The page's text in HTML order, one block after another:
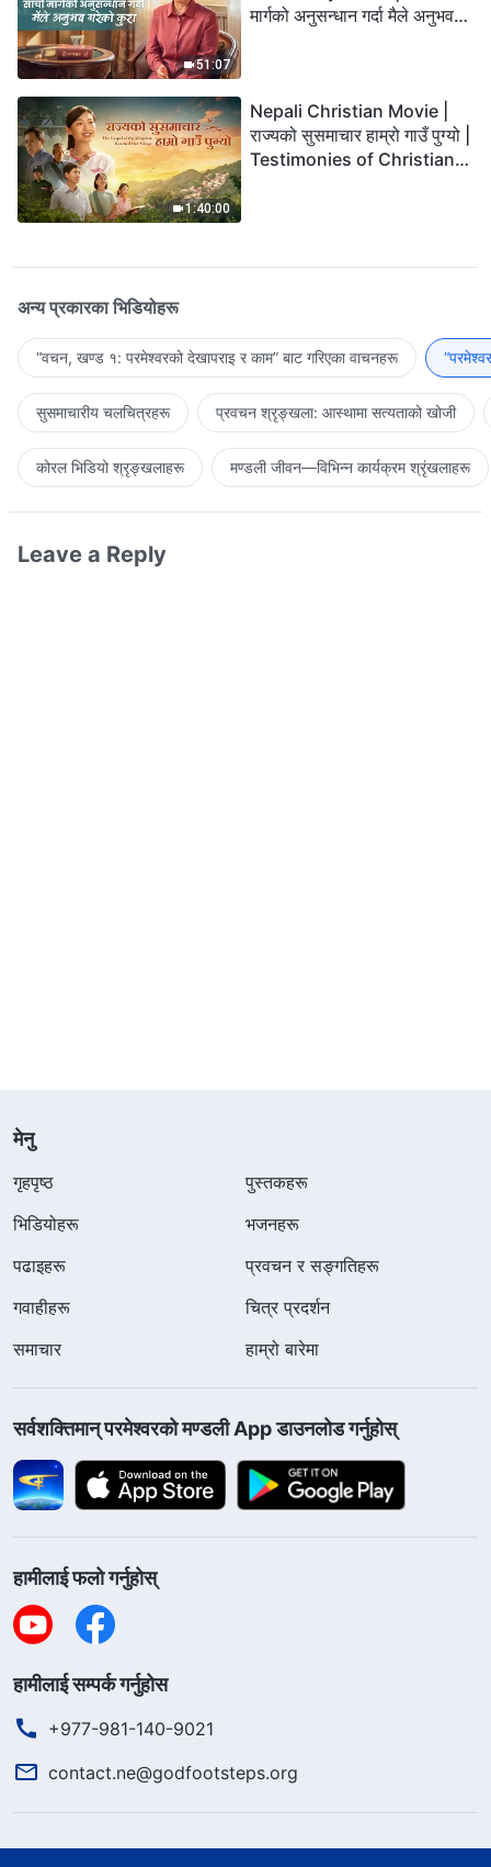
51:07
मार्गको अनुसन्धान गर्दा मैले अनुभव
1:40:00
Nepali Christian Movie |
राज्यको सुसमाचार हाम्रो गाउँ पुग्यो |
Testimonies of Christians
अन्य प्रकारका भिडियोहरू
“वचन, खण्ड १: परमेश्‍वरको देखापराइ र काम” बाट गरिएका वाचनहरू
सुसमाचारीय चलचित्रहरू प्रवचन श्रृङ्खला: आस्थामा सत्यताको खोजी
कोरल भिडियो श्रृङ्खलाहरू मण्डली जीवन—विभिन्‍न कार्यक्रम श्रृंखलाहरू
Leave a Reply
मेनु
गृहपृष्ठ
पुस्तकहरू
भिडियोहरू
भजनहरू
पढाइहरू
प्रवचन र सङ्गतिहरू
गवाहीहरू
चित्र प्रदर्शन
समाचार
हाम्रो बारेमा
सर्वशक्तिमान्‌ परमेश्‍वरको मण्डली App डाउनलोड गर्नुहोस्
हामीलाई फलो गर्नुहोस्
हामीलाई सम्पर्क गर्नुहोस
+977-981-140-9021
contact.ne@godfootsteps.org